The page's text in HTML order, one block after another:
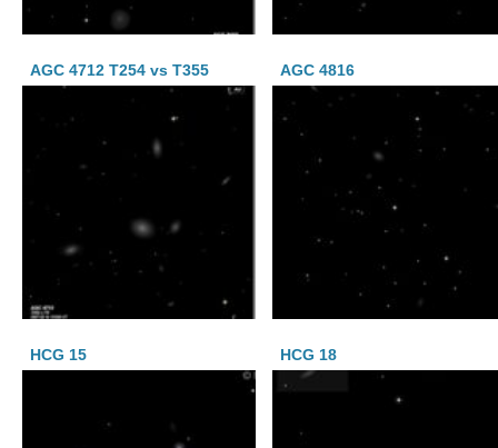
AGC 4712 T254 vs T355 AGC 4816
HCG 15 HCG 18